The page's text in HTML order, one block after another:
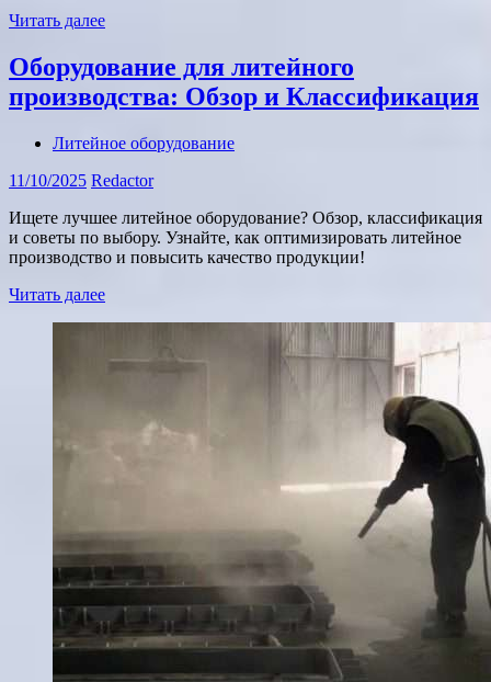
Читать далее
Оборудование для литейного
производства: Обзор и Классификация
Литейное оборудование
11/10/2025 Redactor
Ищете лучшее литейное оборудование? Обзор, классификация
и советы по выбору. Узнайте, как оптимизировать литейное
производство и повысить качество продукции!
Читать далее